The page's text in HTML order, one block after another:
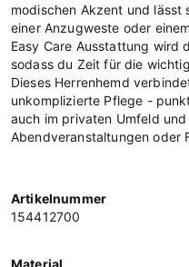
modischen Akzent und lässt
einer Anzugweste oder
Easy Care Ausstattung wird
sodass du Zeit für die
Dieses Herrenhemd
unkomplizierte Pflege -
auch im privaten Umfeld
Abendveranstaltungen oder
Artikelnummer
154412700
Material